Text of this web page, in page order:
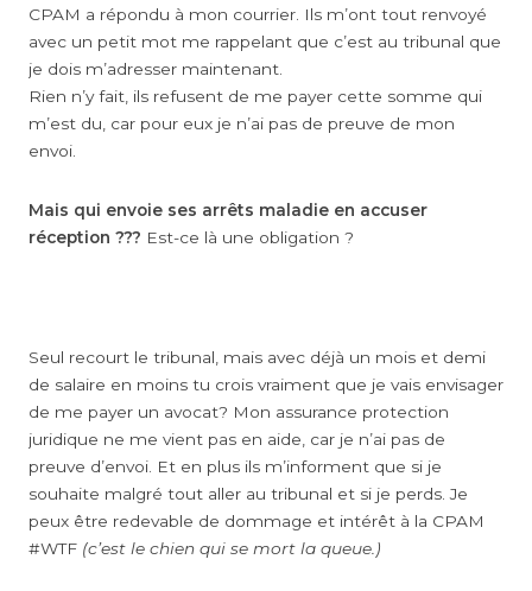
CPAM a répondu à mon courrier. Ils m’ont tout renvoyé
avec un petit mot me rappelant que c’est au tribunal que
je dois m’adresser maintenant.
Rien n’y fait, ils refusent de me payer cette somme qui
m’est du, car pour eux je n’ai pas de preuve de mon
envoi.
Mais qui envoie ses arrêts maladie en accuser
réception ??? Est-ce là une obligation ?
Seul recourt le tribunal, mais avec déjà un mois et demi
de salaire en moins tu crois vraiment que je vais envisager
de me payer un avocat? Mon assurance protection
juridique ne me vient pas en aide, car je n’ai pas de
preuve d’envoi. Et en plus ils m’informent que si je
souhaite malgré tout aller au tribunal et si je perds. Je
peux être redevable de dommage et intérêt à la CPAM
#WTF (c’est le chien qui se mort la queue.)